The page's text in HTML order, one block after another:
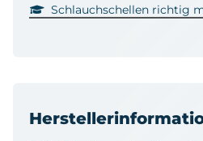
Schlauchschellen richtig